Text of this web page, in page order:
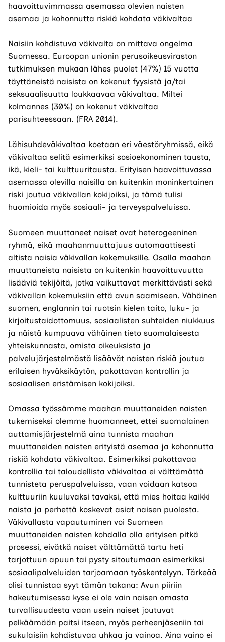
haavoittuvimmassa asemassa olevien naisten
asemaa ja kohonnutta riskiä kohdata väkivaltaa
Naisiin kohdistuva väkivalta on mittava ongelma
Suomessa. Euroopan unionin perusoikeusviraston
tutkimuksen mukaan lähes puolet (47%) 15 vuotta
täyttäneistä naisista on kokenut fyysistä ja/tai
seksuaalisuutta loukkaavaa väkivaltaa. Miltei
kolmannes (30%) on kokenut väkivaltaa
parisuhteessaan. (FRA 2014).
Lähisuhdeväkivaltaa koetaan eri väestöryhmissä, eikä
väkivaltaa selitä esimerkiksi sosioekonominen tausta,
ikä, kieli- tai kulttuuritausta. Erityisen haavoittuvassa
asemassa olevilla naisilla on kuitenkin moninkertainen
riski joutua väkivallan kokijoiksi, ja tämä tulisi
huomioida myös sosiaali- ja terveyspalveluissa.
Suomeen muuttaneet naiset ovat heterogeeninen
ryhmä, eikä maahanmuuttajuus automaattisesti
altista naisia väkivallan kokemuksille. Osalla maahan
muuttaneista naisista on kuitenkin haavoittuvuutta
lisääviä tekijöitä, jotka vaikuttavat merkittävästi sekä
väkivallan kokemuksiin että avun saamiseen. Vähäinen
suomen, englannin tai ruotsin kielen taito, luku- ja
kirjoitustaidottomuus, sosiaalisten suhteiden niukkuus
ja näistä kumpuava vähäinen tieto suomalaisesta
yhteiskunnasta, omista oikeuksista ja
palvelujärjestelmästä lisäävät naisten riskiä joutua
erilaisen hyväksikäytön, pakottavan kontrollin ja
sosiaalisen eristämisen kokijoiksi.
Omassa työssämme maahan muuttaneiden naisten
tukemiseksi olemme huomanneet, ettei suomalainen
auttamisjärjestelmä aina tunnista maahan
muuttaneiden naisten erityistä asemaa ja kohonnutta
riskiä kohdata väkivaltaa. Esimerkiksi pakottavaa
kontrollia tai taloudellista väkivaltaa ei välttämättä
tunnisteta peruspalveluissa, vaan voidaan katsoa
kulttuuriin kuuluvaksi tavaksi, että mies hoitaa kaikki
naista ja perhettä koskevat asiat naisen puolesta.
Väkivallasta vapautuminen voi Suomeen
muuttaneiden naisten kohdalla olla erityisen pitkä
prosessi, eivätkä naiset välttämättä tartu heti
tarjottuun apuun tai pysty sitoutumaan esimerkiksi
sosiaalipalveluiden tarjoamaan työskentelyyn. Tärkeää
olisi tunnistaa syyt tämän takana: Avun piiriin
hakeutumisessa kyse ei ole vain naisen omasta
turvallisuudesta vaan usein naiset joutuvat
pelkäämään paitsi itseen, myös perheenjäseniin tai
sukulaisiin kohdistuvaa uhkaa ja vainoa. Aina vaino ei